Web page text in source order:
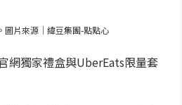
片來源｜緯豆集團-點點心
網獨家禮盒與UberEats限量套